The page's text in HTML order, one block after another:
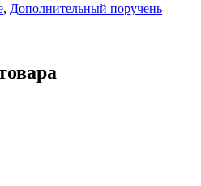
, Дополнительный поручень